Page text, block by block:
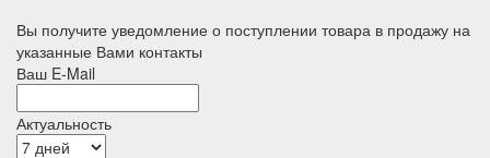
Вы получите уведомление о поступлении товара в продажу на
указанные Вами контакты
Ваш E-Mail
Актуальность